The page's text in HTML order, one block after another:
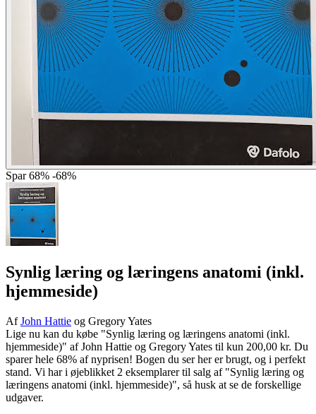
Spar 68% -68%
Synlig læring og læringens anatomi (inkl.
hjemmeside)
AfJohn Hattie og Gregory Yates
Lige nu kan du købe "Synlig læring og læringens anatomi (inkl.
hjemmeside)" af John Hattie og Gregory Yates til kun 200,00 kr. Du
sparer hele 68% af nyprisen! Bogen du ser her er brugt, og i perfekt
stand. Vi har i øjeblikket 2 eksemplarer til salg af "Synlig læring og
læringens anatomi (inkl. hjemmeside)", så husk at se de forskellige
udgaver.